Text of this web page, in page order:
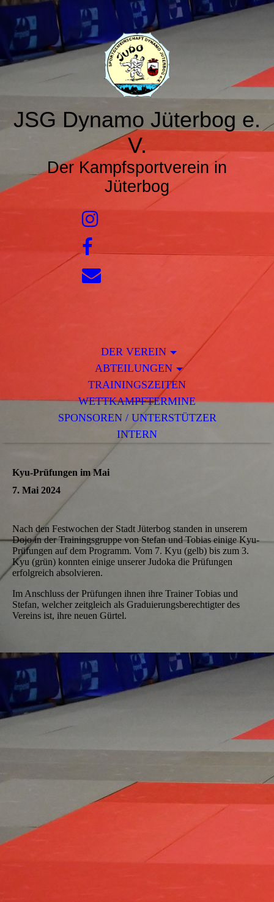
JSG Dynamo Jüterbog e.
V.
Der Kampfsportverein in
Jüterbog
DER VEREIN
ABTEILUNGEN
TRAININGSZEITEN
WETTKAMPFTERMINE
SPONSOREN / UNTERSTÜTZER
INTERN
Kyu-Prüfungen im Mai
7. Mai 2024
Nach den Festwochen der Stadt Jüterbog standen in unserem
Dojo in der Trainingsgruppe von Stefan und Tobias einige Kyu-
Prüfungen auf dem Programm. Vom 7. Kyu (gelb) bis zum 3.
Kyu (grün) konnten einige unserer Judoka die Prüfungen
erfolgreich absolvieren.
Im Anschluss der Prüfungen ihnen ihre Trainer Tobias und
Stefan, welcher zeitgleich als Graduierungsberechtigter des
Vereins ist, ihre neuen Gürtel.